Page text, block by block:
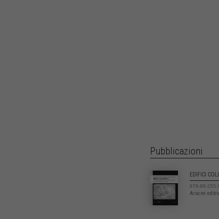
Pubblicazioni
EDIFICI
978-88-255-
Aracne